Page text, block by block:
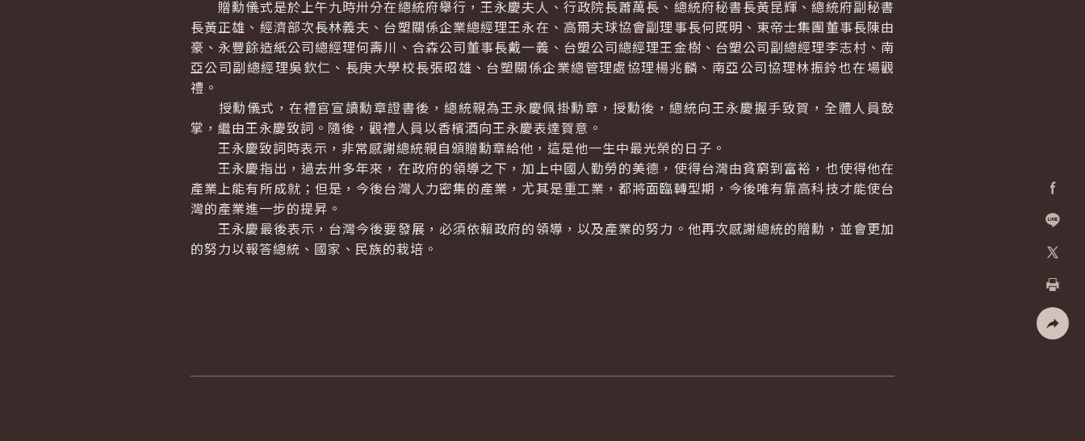
加入好
列印
贈勳儀式是於上午九時卅分在總統府舉行，王永慶夫人、行政院長蕭萬長、總統府秘書長黃昆輝、總統府副秘書
長黃正雄、經濟部次長林義夫、台塑關係企業總經理王永在、高爾夫球協會副理事長何既明、東帝士集團董事長陳由
豪、永豐餘造紙公司總經理何壽川、合森公司董事長戴一義、台塑公司總經理王金樹、台塑公司副總經理李志村、南
亞公司副總經理吳欽仁、長庚大學校長張昭雄、台塑關係企業總管理處協理楊兆麟、南亞公司協理林振鈴也在場觀
禮。
授勳儀式，在禮官宣讀勳章證書後，總統親為王永慶佩掛勳章，授勳後，總統向王永慶握手致賀，全體人員鼓
掌，繼由王永慶致詞。隨後，觀禮人員以香檳酒向王永慶表達賀意。
王永慶致詞時表示，非常感謝總統親自頒贈勳章給他，這是他一生中最光榮的日子。
王永慶指出，過去卅多年來，在政府的領導之下，加上中國人勤勞的美德，使得台灣由貧窮到富裕，也使得他在
產業上能有所成就；但是，今後台灣人力密集的產業，尤其是重工業，都將面臨轉型期，今後唯有靠高科技才能使台
灣的產業進一步的提昇。
王永慶最後表示，台灣今後要發展，必須依賴政府的領導，以及產業的努力。他再次感謝總統的贈勳，並會更加
的努力以報答總統、國家、民族的栽培。